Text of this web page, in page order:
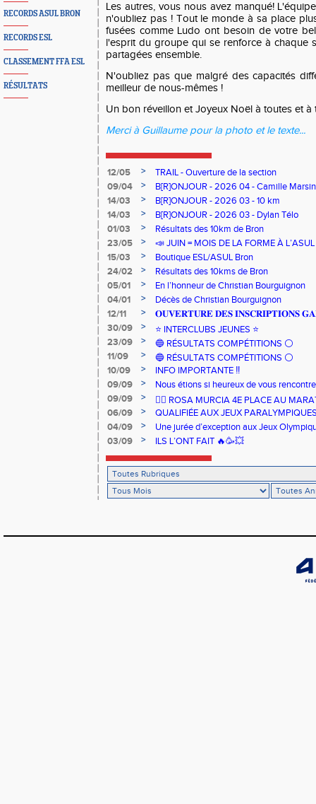
RECORDS ASUL BRON
RECORDS ESL
CLASSEMENT FFA ESL
RÉSULTATS
Les autres, vous nous avez manqué!
n'oubliez pas ! Tout le monde à sa place
fusées comme Ludo ont besoin de votre
l'esprit du groupe qui se renforce à chaque
partagées ensemble.
N'oubliez pas que malgré des capacités
meilleur de nous-mêmes !
Un bon réveillon et Joyeux Noël à toutes et à
Merci à Guillaume pour la photo et le texte...
12/05 >
TRAIL - Ouverture de la section
09/04
>
B[R]ONJOUR - 2026 04 - Camille Marsin
14/03
>
B[R]ONJOUR - 2026 03 - 10 km
14/03
>
B[R]ONJOUR - 2026 03 - Dylan Télo
01/03
>
Résultats des 10km de Bron
23/05
>
📣 JUIN = MOIS DE LA FORME À
15/03
>
Boutique ESL/ASUL Bron
24/02
>
Résultats des 10kms de Bron
05/01
>
En l’honneur de Christian Bourguignon
04/01
>
Décès de Christian Bourguignon
12/11
>
𝐎𝐔𝐕𝐄𝐑𝐓𝐔𝐑𝐄 𝐃𝐄𝐒 𝐈𝐍𝐒𝐂𝐑𝐈𝐏𝐓𝐈𝐎𝐍𝐒
30/09
>
⭐️ INTERCLUBS JEUNES ⭐️
23/09
>
🔵 RÉSULTATS COMPÉTITIONS ⚪️
11/09
>
🔵 RÉSULTATS COMPÉTITIONS ⚪️
10/09
>
INFO IMPORTANTE ‼️
09/09
>
Nous étions si heureux de vous
09/09
>
🏃‍♀️ ROSA MURCIA 4E PLACE AU
06/09
>
QUALIFIÉE AUX JEUX
04/09
>
Une jurée d’exception aux Jeux
03/09
> ILS L’ONT FAIT 🔥🥳💥